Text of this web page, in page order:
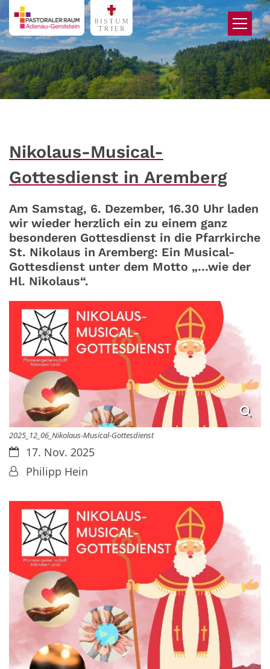
Zum Inhalt springen
Nikolaus-Musical-
Gottesdienst in Aremberg
Am Samstag, 6. Dezember, 16.30 Uhr laden
wir wieder herzlich ein zu einem ganz
besonderen Gottesdienst in die Pfarrkirche
St. Nikolaus in Aremberg: Ein Musical-
Gottesdienst unter dem Motto „…wie der
Hl. Nikolaus“.
2025_12_06_Nikolaus-Musical-Gottesdienst
Datum:17. Nov. 2025
Von:Philipp Hein